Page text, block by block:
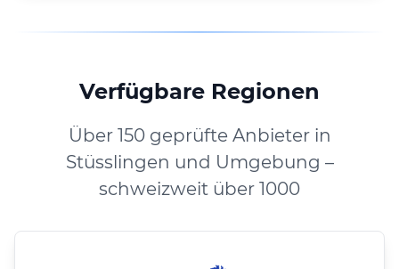
Verfügbare Regionen
Über 150 geprüfte Anbieter in
Stüsslingen und Umgebung –
schweizweit über 1000